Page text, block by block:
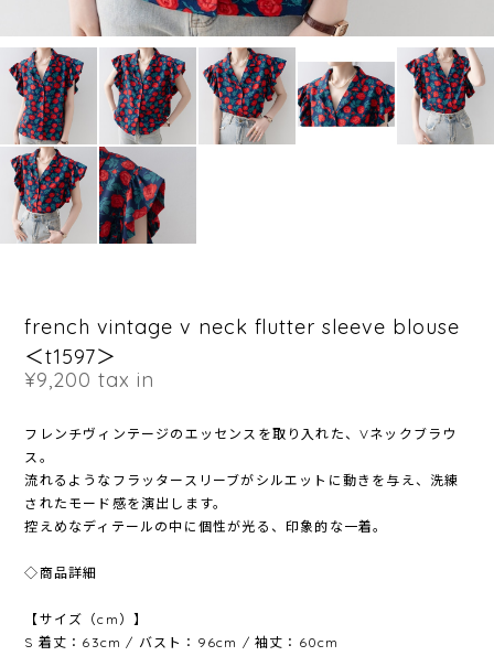
french vintage v neck flutter sleeve blouse
＜t1597＞
¥9,200 tax in
フレンチヴィンテージのエッセンスを取り入れた、Vネックブラウ
ス。
流れるようなフラッタースリーブがシルエットに動きを与え、洗練
されたモード感を演出します。
控えめなディテールの中に個性が光る、印象的な一着。
◇商品詳細
【サイズ（cm）】
S 着丈：63cm / バスト：96cm / 袖丈：60cm